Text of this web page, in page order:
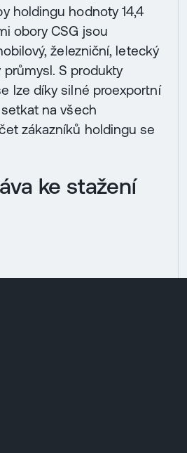
holdingu hodnoty 14,4
obory CSG jsou
železniční, letecký
S produkty
lze díky silné proexportní
na všech
zákazníků holdingu se
ke stažení